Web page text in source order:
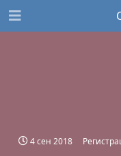
4 сен 2018